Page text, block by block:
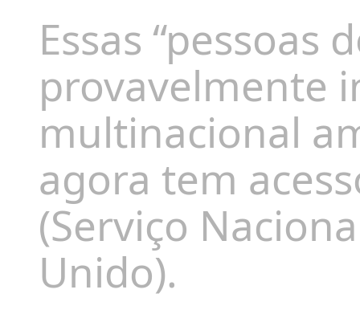
Essas
provavelmente
multinacional
agora tem
(Serviço
Unido).